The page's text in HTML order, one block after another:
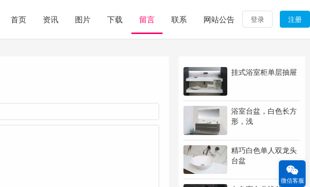
登录 注册
首页 资讯 图片 下载 留言 联系 网站公告
挂式浴室柜单层抽屉
浴室台盆，白色长方
形，浅
精巧白色单人双龙头
台盆
微信客服